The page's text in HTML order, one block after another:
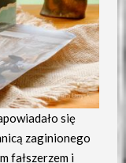
się
zaginionego
fałszerzem i